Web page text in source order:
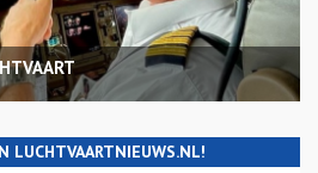
LUCHTVAARTNIEUWS.NL!